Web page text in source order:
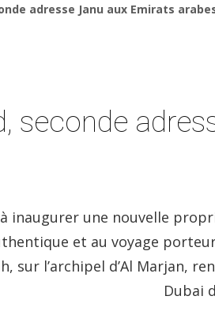
adresse Janu aux Emirats
seconde
inaugurer une nouvelle
et au voyage
sur l’archipel d’Al
Dubai